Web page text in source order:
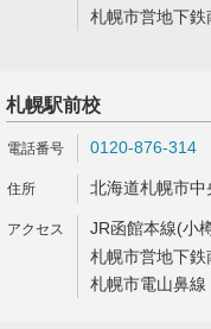
札幌市営地下
札幌駅前校
0120-876-314
北海道札幌市
JR函館本線(小
札幌市営地下
札幌市電山鼻